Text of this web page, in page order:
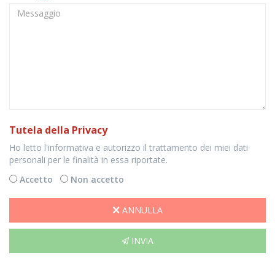
Tutela della Privacy
Ho letto l'informativa e autorizzo il trattamento dei miei dati
personali per le finalità in essa riportate.
Accetto
Non accetto
ANNULLA
INVIA